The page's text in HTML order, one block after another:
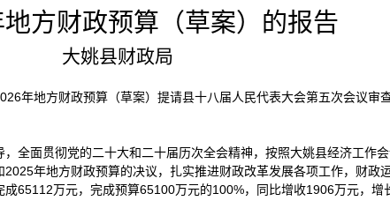
方财政预算（草案）的报告
大姚县财政局
年地方财政预算（草案）提请县十八届人民代表大会第五次会议审
全面贯彻党的二十大和二十届历次全会精神，按照大姚县经济工作
年地方财政预算的决议，扎实推进财政改革发展各项工作，财政
65112万元，完成预算65100万元的100%，同比增收1906万元，